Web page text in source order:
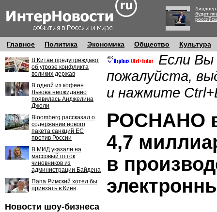
будет
Главное Политика Экономика Общество Культура
В Китае предупреждают
об угрозе конфликта
великих держав
В одной из кофеен
Львова неожиданно
появилась Анджелина
Джоли
Bloomberg рассказал о
содержании нового
пакета санкций ЕС
против России
В МИД указали на
массовый отток
чиновников из
администрации Байдена
Папа Римский хотел бы
приехать в Киев
Новости шоу-бизнеса
Если Вы
пожалуйста,
и нажмите
РОСНАНО
4,7
в